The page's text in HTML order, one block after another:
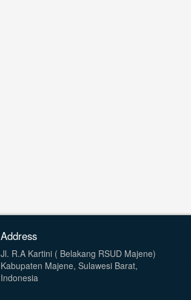
Address
Jl. R.A Kartini ( Belakang RSUD Majene)
Kabupaten Majene, Sulawesi Barat,
Indonesia